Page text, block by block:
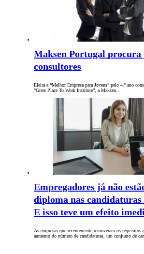
Maksen Portugal procura
consultores
Eleita a “Melhor Empresa para Jovens” pelo 4.º ano
“Great Place To Work Institute”, a Maksen…
Empregadores já não
diploma nas candidaturas
E isso teve um efeito
As empresas que recentemente removeram os requisitos
aumento do número de candidaturas, um conjunto de